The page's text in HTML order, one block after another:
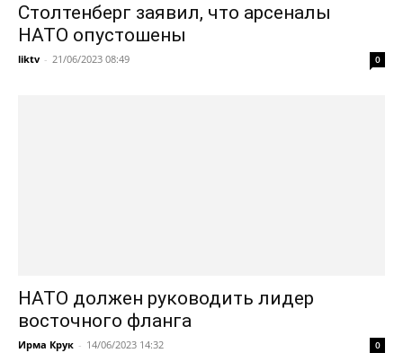
Столтенберг заявил, что арсеналы
НАТО опустошены
liktv - 21/06/2023 08:49 0
НАТО должен руководить лидер
восточного фланга
Ирма Крук - 14/06/2023 14:32 0